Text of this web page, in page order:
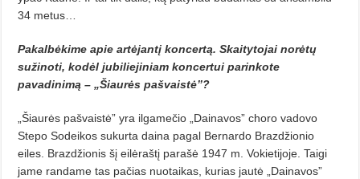
34 metus…
Pakalbėkime apie artėjantį kon­certą. Skaitytojai norėtų
suži­noti, kodėl jubiliejiniam koncertui parinkote
pavadinimą – „Šiaurės pašvaistė”?
„Šiaurės pašvaistė” yra ilgame­čio „Dainavos” choro vadovo
Stepo Sodeikos sukurta daina pagal Ber­nar­do Brazdžionio
eiles. Brazdžionis šį eilėraštį parašė 1947 m. Vokietijoje. Taigi
jame randame tas pačias nuotaikas, kurias jautė „Dainavos”